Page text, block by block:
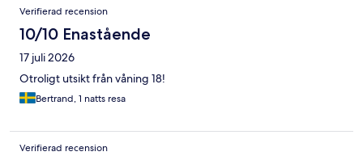
Verifierad recension
10/10 Enastående
17 juli 2026
Otroligt utsikt från våning 18!
Bertrand, 1 natts resa
Verifierad recension